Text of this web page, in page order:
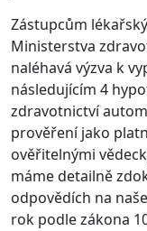
Zástupcům
Ministerstva
naléhavá výzva k
následujícím 4
zdravotnictví
prověření jako
ověřitelnými
máme detailně
odpovědích na
rok podle zákona